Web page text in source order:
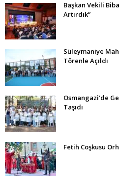
Başkan Vekili
Artırdık”
Süleymaniye
Törenle Açıldı
Osmangazi’de
Taşıdı
Fetih Coşkusu